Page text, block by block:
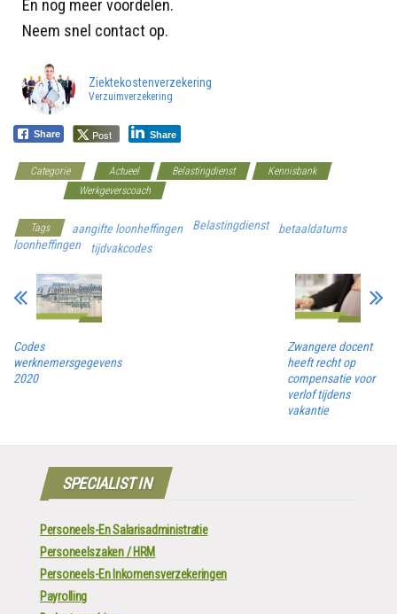
En nog meer voordelen.
Neem snel contact op.
Ziektekostenverzekering
Verzuimverzekering
Share Post Share
Categorie Actueel Belastingdienst
Kennisbank
Werkgeverscoach
Tags aangifte loonheffingen Belastingdienst
betaaldatums
loonheffingen
tijdvakcodes
Codes
werknemersgegevens
2020
Zwangere docent
heeft recht op
compensatie voor
verlof tijdens
vakantie
SPECIALIST IN
Personeels-En Salarisadministratie
Personeelszaken / HRM
Personeels-En Inkomensverzekeringen
Payrolling